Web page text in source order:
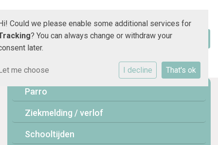
Parro
Ziekmelding / verlof
Schooltijden
Could we please enable some additional services for
? You can always change or withdraw your
later.
me choose I decline That's ok